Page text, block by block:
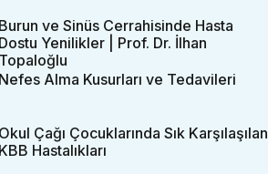
Burun ve Sinüs Cerrahisinde Hasta
Dostu Yenilikler | Prof. Dr. İlhan
Topaloğlu
Nefes Alma Kusurları ve Tedavileri
Okul Çağı Çocuklarında Sık Karşılaşılan
KBB Hastalıkları